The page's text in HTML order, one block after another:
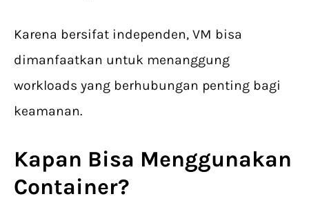
Karena bersifat independen, VM bisa
dimanfaatkan untuk menanggung
workloads yang berhubungan penting bagi
keamanan.
Kapan Bisa Menggunakan
Container?